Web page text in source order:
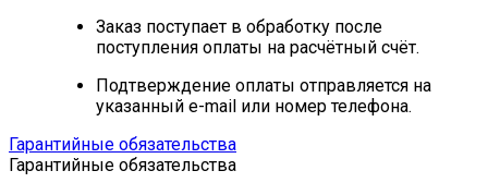
Заказ поступает в обработку после
поступления оплаты на расчётный счёт.
Подтверждение оплаты отправляется на
указанный e-mail или номер телефона.
Гарантийные обязательства
Гарантийные обязательства